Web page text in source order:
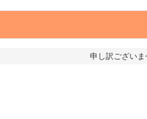
申し訳ございま